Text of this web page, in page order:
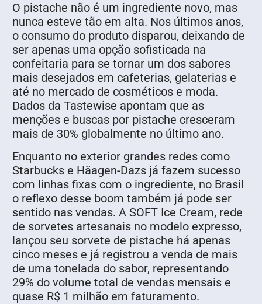
O pistache não é um ingrediente novo, mas
nunca esteve tão em alta. Nos últimos anos,
o consumo do produto disparou, deixando de
ser apenas uma opção sofisticada na
confeitaria para se tornar um dos sabores
mais desejados em cafeterias, gelaterias e
até no mercado de cosméticos e moda.
Dados da Tastewise apontam que as
menções e buscas por pistache cresceram
mais de 30% globalmente no último ano.
Enquanto no exterior grandes redes como
Starbucks e Häagen-Dazs já fazem sucesso
com linhas fixas com o ingrediente, no Brasil
o reflexo desse boom também já pode ser
sentido nas vendas. A SOFT Ice Cream, rede
de sorvetes artesanais no modelo expresso,
lançou seu sorvete de pistache há apenas
cinco meses e já registrou a venda de mais
de uma tonelada do sabor, representando
29% do volume total de vendas mensais e
quase R$ 1 milhão em faturamento.